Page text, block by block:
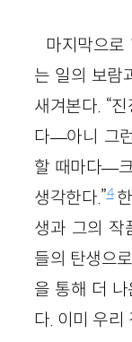
마지막으로
는 일의 보람
새겨본다. “
다—아니 그
할 때마다—
생각한다.”4
생과 그의 작
들의 탄생으
을 통해 더
다. 이미 우리